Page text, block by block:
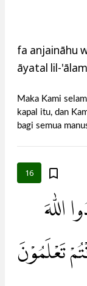
fa anjaināhu
āyatal lil-
Maka Kami
kapal itu, dan
bagi semua
16
اللّٰهَ
تَعْلَمُوْنَ